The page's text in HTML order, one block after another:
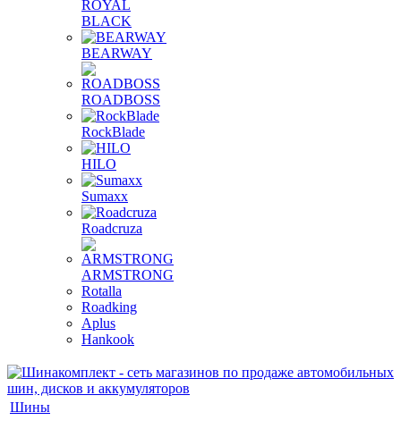
ROYAL
BLACK
BEARWAY
ROADBOSS
RockBlade
HILO
Sumaxx
Roadcruza
ARMSTRONG
Rotalla
Roadking
Aplus
Hankook
Шины